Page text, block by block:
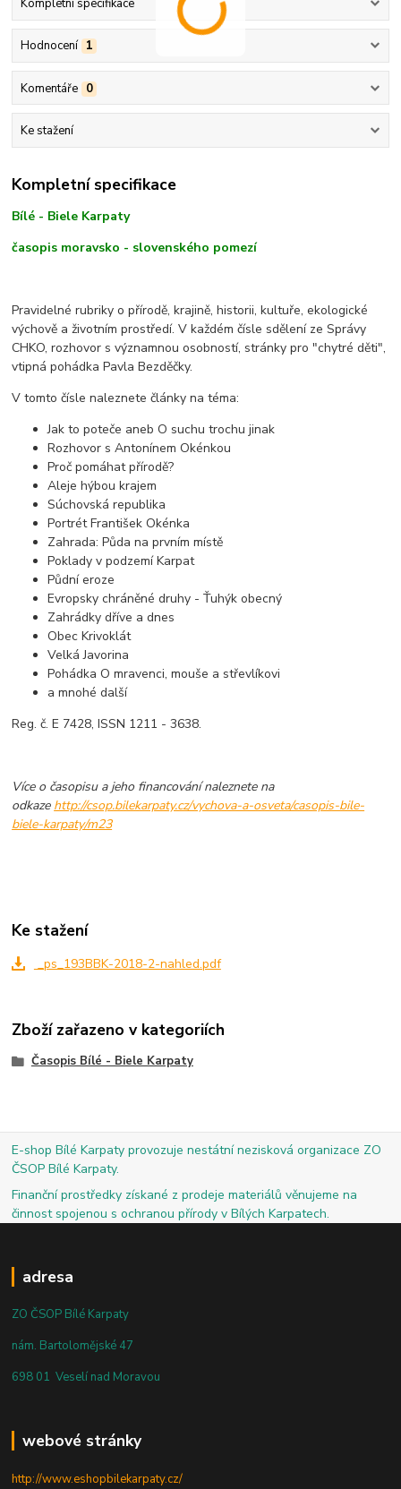
Kompletní specifikace
Hodnocení 1
Komentáře 0
Ke stažení
Kompletní specifikace
Bílé - Biele Karpaty
časopis moravsko - slovenského pomezí
Pravidelné rubriky o přírodě, krajině, historii, kultuře, ekologické
výchově a životním prostředí. V každém čísle sdělení ze Správy
CHKO, rozhovor s významnou osobností, stránky pro "chytré děti",
vtipná pohádka Pavla Bezděčky.
V tomto čísle naleznete články na téma:
Jak to poteče aneb O suchu trochu jinak
Rozhovor s Antonínem Okénkou
Proč pomáhat přírodě?
Aleje hýbou krajem
Súchovská republika
Portrét František Okénka
Zahrada: Půda na prvním místě
Poklady v podzemí Karpat
Půdní eroze
Evropsky chráněné druhy - Ťuhýk obecný
Zahrádky dříve a dnes
Obec Krivoklát
Velká Javorina
Pohádka O mravenci, mouše a střevlíkovi
a mnohé další
Reg. č. E 7428, ISSN 1211 - 3638.
Více o časopisu a jeho financování naleznete na
odkaze http://csop.bilekarpaty.cz/vychova-a-osveta/casopis-bile-
biele-karpaty/m23
Ke stažení
_ps_193BBK-2018-2-nahled.pdf
Zboží zařazeno v kategoriích
Časopis Bílé - Biele Karpaty
E-shop Bílé Karpaty provozuje nestátní nezisková organizace ZO
ČSOP Bílé Karpaty.
Finanční prostředky získané z prodeje materiálů věnujeme na
činnost spojenou s ochranou přírody v Bílých Karpatech.
adresa
ZO ČSOP Bílé Karpaty
nám. Bartolomějské 47
698 01 Veselí nad Moravou
webové stránky
http://www.eshopbilekarpaty.cz/